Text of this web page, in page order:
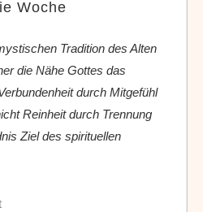
Woche
Tradition des Alten
die Nähe Gottes das
durch Mitgefühl
Reinheit durch Trennung
Ziel des spirituellen